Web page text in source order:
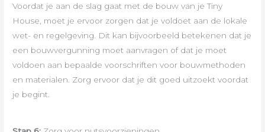
Voordat je aan de slag gaat met de bouw van je Tiny
House, moet je ervoor zorgen dat je voldoet aan de lokale
wet- en regelgeving. Dit kan bijvoorbeeld betekenen dat je
een bouwvergunning moet aanvragen of dat je moet
voldoen aan bepaalde voorschriften voor bouwmethoden
en materialen. Zorg ervoor dat je dit goed uitzoekt voordat
je begint.